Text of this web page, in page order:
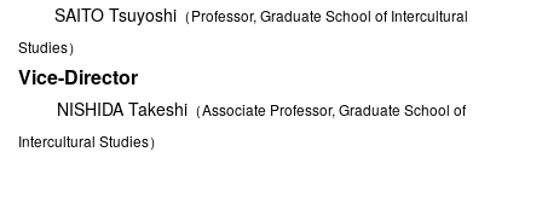
SAITO Tsuyoshi （Professor, Graduate School of Intercultural
Studies）
Vice-Director
NISHIDA Takeshi （Associate Professor, Graduate School of
Intercultural Studies）